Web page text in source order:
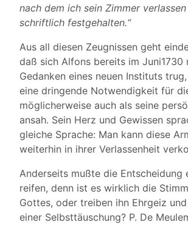
nach dem ich sein Zimmer
schriftlich festgehalten.“
Aus all diesen Zeugnissen geht
daß sich Alfons bereits im Juni1730
Gedanken eines neuen Instituts
eine dringende Notwendigkeit für
möglicherweise auch als seine
ansah. Sein Herz und Gewissen
gleiche Sprache: Man kann diese
weiterhin in ihrer Verlassenheit
Anderseits mußte die Entscheidung
reifen, denn ist es wirklich die
Gottes, oder treiben ihn Ehrgeiz
einer Selbsttäuschung? P. De